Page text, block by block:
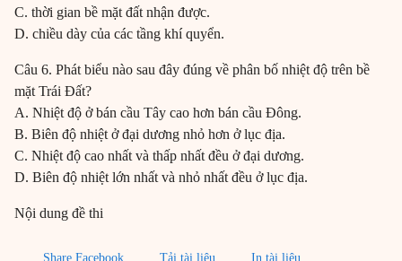
C. thời gian bề mặt đất nhận được.
D. chiều dày của các tầng khí quyển.
Câu 6. Phát biểu nào sau đây đúng về phân bố nhiệt độ trên bề
mặt Trái Đất?
A. Nhiệt độ ở bán cầu Tây cao hơn bán cầu Đông.
B. Biên độ nhiệt ở đại dương nhỏ hơn ở lục địa.
C. Nhiệt độ cao nhất và thấp nhất đều ở đại dương.
D. Biên độ nhiệt lớn nhất và nhỏ nhất đều ở lục địa.
Nội dung đề thi
Share Facebook Tải tài liệu In tài liệu